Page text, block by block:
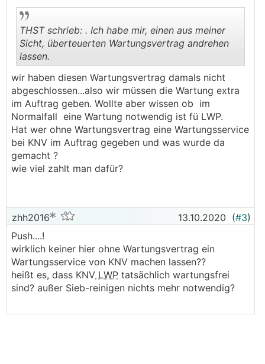
..
THST schrieb: . Ich habe mir, einen aus meiner
Sicht, überteuerten Wartungsvertrag andrehen
lassen.
wir haben diesen Wartungsvertrag damals nicht
abgeschlossen...also wir müssen die Wartung extra
im Auftrag geben. Wollte aber wissen ob im
Normalfall eine Wartung notwendig ist fü LWP.
Hat wer ohne Wartungsvertrag eine Wartungsservice
bei KNV im Auftrag gegeben und was wurde da
gemacht ?
wie viel zahlt man dafür?
zhh2016 13.10.2020 (#3)
Push....!
wirklich keiner hier ohne Wartungsvertrag ein
Wartungsservice von KNV machen lassen??
heißt es, dass KNV LWP tatsächlich wartungsfrei
sind? außer Sieb-reinigen nichts mehr notwendig?